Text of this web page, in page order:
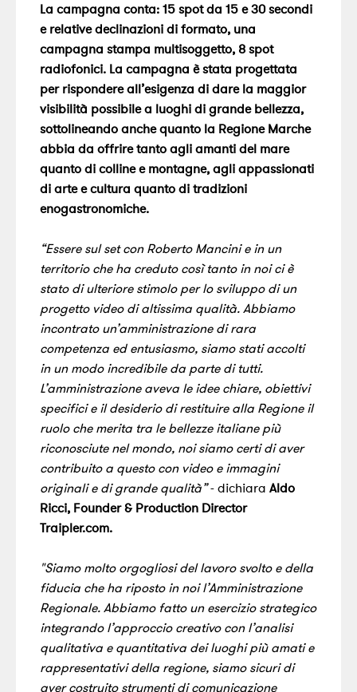
La campagna conta: 15 spot da 15 e 30 secondi
e relative declinazioni di formato, una
campagna stampa multisoggetto, 8 spot
radiofonici. La campagna è stata progettata
per rispondere all’esigenza di dare la maggior
visibilità possibile a luoghi di grande bellezza,
sottolineando anche quanto la Regione Marche
abbia da offrire tanto agli amanti del mare
quanto di colline e montagne, agli appassionati
di arte e cultura quanto di tradizioni
enogastronomiche.
“Essere sul set con Roberto Mancini e in un
territorio che ha creduto così tanto in noi ci è
stato di ulteriore stimolo per lo sviluppo di un
progetto video di altissima qualità. Abbiamo
incontrato un’amministrazione di rara
competenza ed entusiasmo, siamo stati accolti
in un modo incredibile da parte di tutti.
L’amministrazione aveva le idee chiare, obiettivi
specifici e il desiderio di restituire alla Regione il
ruolo che merita tra le bellezze italiane più
riconosciute nel mondo, noi siamo certi di aver
contribuito a questo con video e immagini
originali e di grande qualità”- dichiara Aldo
Ricci, Founder & Production Director
Traipler.com.
"Siamo molto orgogliosi del lavoro svolto e della
fiducia che ha riposto in noi l’Amministrazione
Regionale. Abbiamo fatto un esercizio strategico
integrando l’approccio creativo con l’analisi
qualitativa e quantitativa dei luoghi più amati e
rappresentativi della regione, siamo sicuri di
aver costruito strumenti di comunicazione